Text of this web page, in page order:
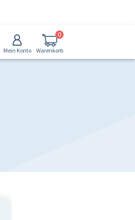
Mein Konto Warenkorb
0